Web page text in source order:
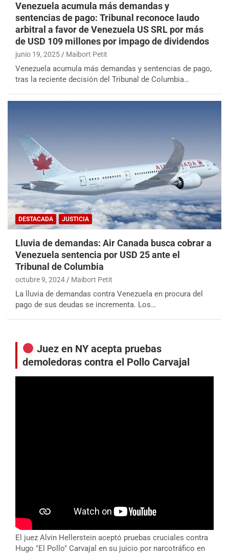
Venezuela acumula más demandas y
sentencias de pago: Tribunal reconoce laudo
arbitral a favor de Venezuela US SRL por más
de USD 109 millones por impago de dividendos
junio 19, 2025 Maibort Petit
Venezuela acumula más demandas y sentencias de pago,
tras la reciente decisión del Tribunal de Columbia…
DESTACADA JUSTICIA
Lluvia de demandas: Air Canada busca cobrar a
Venezuela sentencia por USD 25 ante el
Tribunal de Columbia
octubre 9, 2024 Maibort Petit
La lluvia de demandas contra Venezuela en procura del
pago de sus deudas se incrementa. Los…
Juez en NY acepta pruebas
demoledoras contra el Pollo Carvajal
El juez Alvin Hellerstein aceptó pruebas cruciales contra
Hugo "El Pollo" Carvajal en su juicio por narcotráfico en